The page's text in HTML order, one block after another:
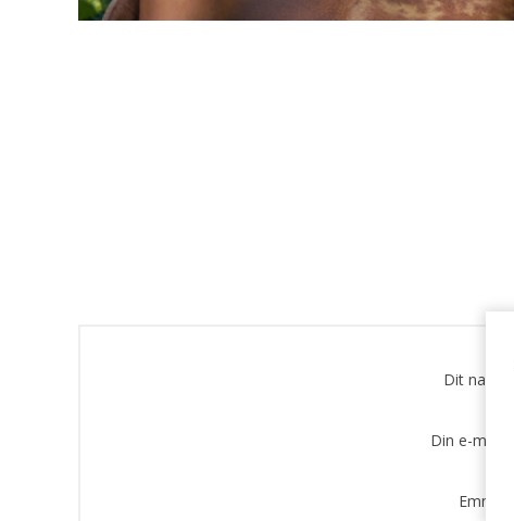
Dit navn
Din e-mail
Emne: